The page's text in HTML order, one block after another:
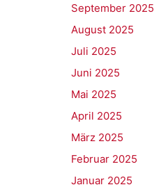
September 2025
August 2025
Juli 2025
Juni 2025
Mai 2025
April 2025
März 2025
Februar 2025
Januar 2025